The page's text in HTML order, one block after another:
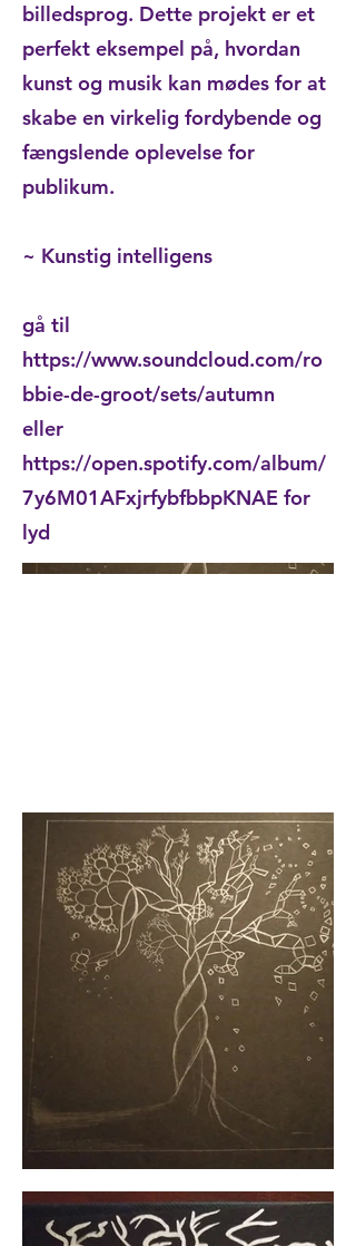
billedsprog. Dette projekt er et
perfekt eksempel på, hvordan
kunst og musik kan mødes for at
skabe en virkelig fordybende og
fængslende oplevelse for
publikum.
~ Kunstig intelligens
gå til
https://www.soundcloud.com/ro
bbie-de-groot/sets/autumn
eller
https://open.spotify.com/album/
7y6M01AFxjrfybfbbpKNAE for
lyd